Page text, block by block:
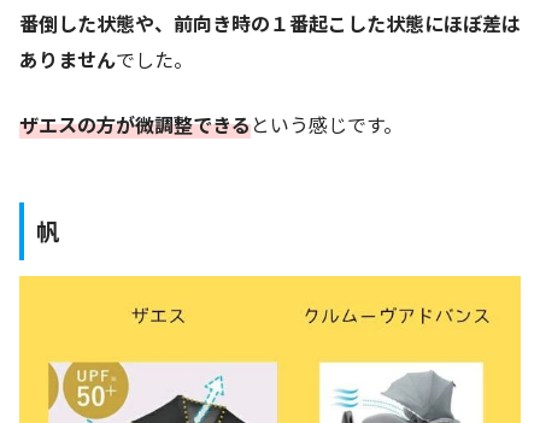
番倒した状態や、前向き時の１番起こした状態にほぼ差は
ありませんでした。
ザエスの方が微調整できるという感じです。
帆